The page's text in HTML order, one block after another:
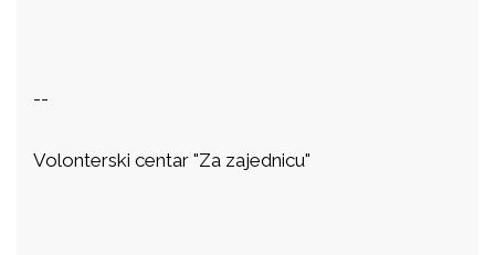
--
Volonterski centar "Za zajednicu"